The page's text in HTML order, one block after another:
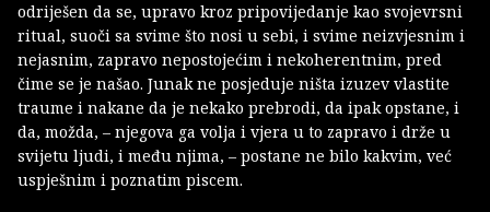
odriješen da se, upravo kroz pripovijedanje kao svojevrsni
ritual, suoči sa svime što nosi u sebi, i svime neizvjesnim i
nejasnim, zapravo nepostojećim i nekoherentnim, pred
čime se je našao. Junak ne posjeduje ništa izuzev vlastite
traume i nakane da je nekako prebrodi, da ipak opstane, i
da, možda, – njegova ga volja i vjera u to zapravo i drže u
svijetu ljudi, i među njima, – postane ne bilo kakvim, već
uspješnim i poznatim piscem.